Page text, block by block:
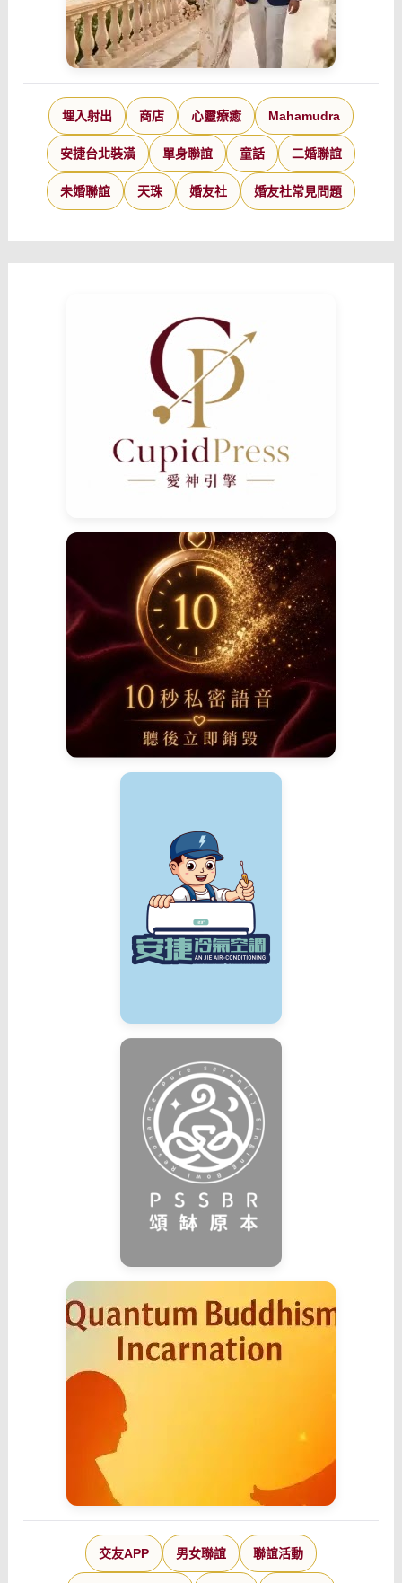
埋入射出 商店 心靈療癒 Mahamudra
安捷台北裝潢 單身聯誼 童話 二婚聯誼
未婚聯誼 天珠 婚友社 婚友社常見問題
交友APP 男女聯誼 聯誼活動